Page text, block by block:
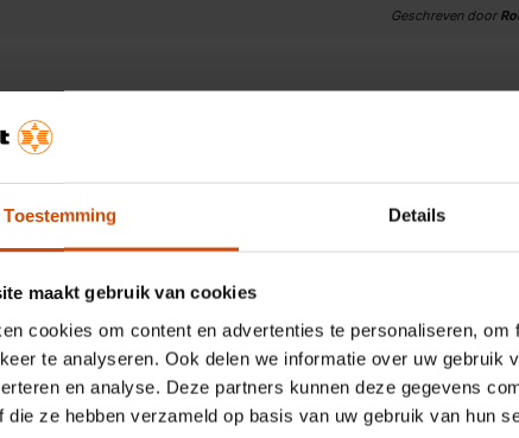
Toestemming Details
maakt gebruik van cookies
cookies om content en advertenties te personaliseren,
te analyseren. Ook delen we informatie over uw gebruik
en analyse. Deze partners kunnen deze gegevens
die ze hebben verzameld op basis van uw gebruik van hun
Geschreven door
nog een aparte koelvriescombinatie besteld. Deze kon ik alleen op
door team Expert Deurne ingepland. En ik werd op vrijdag nog
Geschreven